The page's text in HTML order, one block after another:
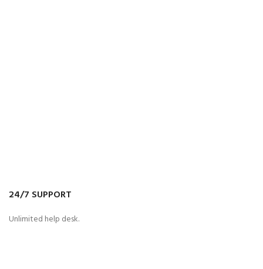
24/7 SUPPORT
Unlimited help desk.